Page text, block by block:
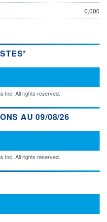
0,000
-
Inc. All rights reserved.
AU 09/08/26
Inc. All rights reserved.